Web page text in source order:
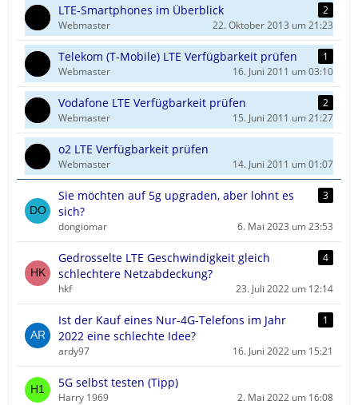
LTE-Smartphones im Überblick
2
Webmaster
22. Oktober 2013 um 21:23
Telekom (T-Mobile) LTE Verfügbarkeit prüfen
1
Webmaster
16. Juni 2011 um 03:10
Vodafone LTE Verfügbarkeit prüfen
2
Webmaster
15. Juni 2011 um 21:27
o2 LTE Verfügbarkeit prüfen
Webmaster 14. Juni 2011 um 01:07
Sie möchten auf 5g upgraden, aber lohnt es
sich?
3
dongiomar 6. Mai 2023 um 23:53
Gedrosselte LTE Geschwindigkeit gleich
schlechtere Netzabdeckung?
4
hkf 23. Juli 2022 um 12:14
Ist der Kauf eines Nur-4G-Telefons im Jahr
2022 eine schlechte Idee?
1
ardy97 16. Juni 2022 um 15:21
5G selbst testen (Tipp)
Harry 1969 2. Mai 2022 um 16:08